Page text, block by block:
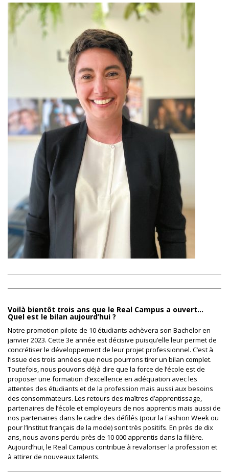
Voilà bientôt trois ans que le Real Campus a ouvert…
Quel est le bilan aujourd’hui ?
Notre promotion pilote de 10 étudiants achèvera son Bachelor en
janvier 2023. Cette 3e année est décisive puisqu’elle leur permet de
concrétiser le développement de leur projet professionnel. C’est à
l’issue des trois années que nous pourrons tirer un bilan complet.
Toutefois, nous pouvons déjà dire que la force de l’école est de
proposer une formation d’excellence en adéquation avec les
attentes des étudiants et de la profession mais aussi aux besoins
des consommateurs. Les retours des maîtres d’apprentissage,
partenaires de l’école et employeurs de nos apprentis mais aussi de
nos partenaires dans le cadre des défilés (pour la Fashion Week ou
pour l’Institut français de la mode) sont très positifs. En près de dix
ans, nous avons perdu près de 10 000 apprentis dans la filière.
Aujourd’hui, le Real Campus contribue à revaloriser la profession et
à attirer de nouveaux talents.